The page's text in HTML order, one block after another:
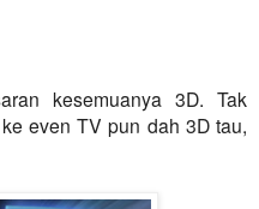
kesemuanya 3D. Tak
even TV pun dah 3D tau,